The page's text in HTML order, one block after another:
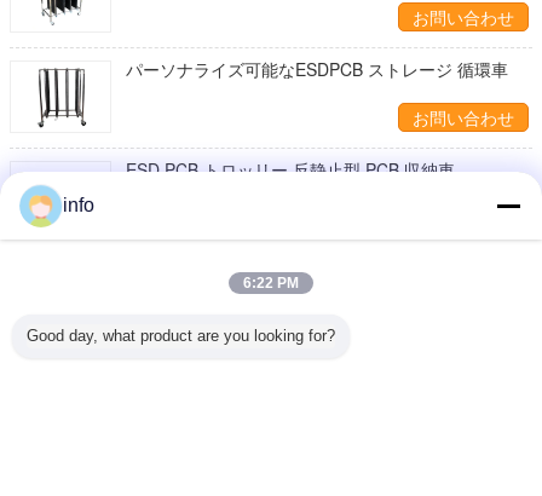
お問い合わせ
パーソナライズ可能なESDPCB ストレージ 循環車
お問い合わせ
ESD PCB トロッリー 反静止型 PCB 収納車
ハンドル調節可能な反静的ESDPCBカート 循環のた
めに 4mm スロット深さ
info
6:22 PM
Good day, what product are you looking for?